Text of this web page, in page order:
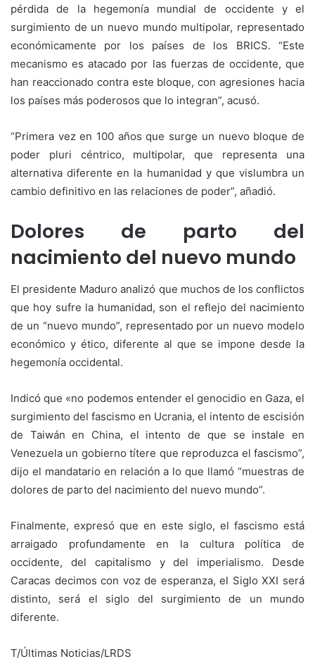
pérdida de la hegemonía mundial de occidente y el
surgimiento de un nuevo mundo multipolar, representado
económicamente por los países de los BRICS. “Este
mecanismo es atacado por las fuerzas de occidente, que
han reaccionado contra este bloque, con agresiones hacia
los países más poderosos que lo integran”, acusó.
“Primera vez en 100 años que surge un nuevo bloque de
poder pluri céntrico, multipolar, que representa una
alternativa diferente en la humanidad y que vislumbra un
cambio definitivo en las relaciones de poder”, añadió.
Dolores de parto del
nacimiento del nuevo mundo
El presidente Maduro analizó que muchos de los conflictos
que hoy sufre la humanidad, son el reflejo del nacimiento
de un “nuevo mundo”, representado por un nuevo modelo
económico y ético, diferente al que se impone desde la
hegemonía occidental.
Indicó que «no podemos entender el genocidio en Gaza, el
surgimiento del fascismo en Ucrania, el intento de escisión
de Taiwán en China, el intento de que se instale en
Venezuela un gobierno títere que reproduzca el fascismo”,
dijo el mandatario en relación a lo que llamó “muestras de
dolores de parto del nacimiento del nuevo mundo”.
Finalmente, expresó que en este siglo, el fascismo está
arraigado profundamente en la cultura política de
occidente, del capitalismo y del imperialismo. Desde
Caracas decimos con voz de esperanza, el Siglo XXI será
distinto, será el siglo del surgimiento de un mundo
diferente.
T/Últimas Noticias/LRDS